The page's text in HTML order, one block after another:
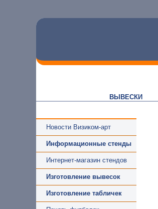
ВЫВЕСКИ
Новости Визиком-арт
Информационные стенды
Интернет-магазин стендов
Изготовление вывесок
Изготовление табличек